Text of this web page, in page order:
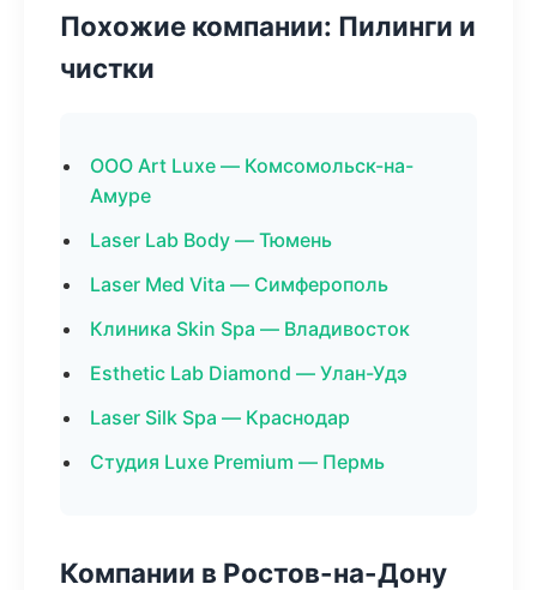
Похожие компании: Пилинги и
чистки
ООО Art Luxe — Комсомольск-на-
Амуре
Laser Lab Body — Тюмень
Laser Med Vita — Симферополь
Клиника Skin Spa — Владивосток
Esthetic Lab Diamond — Улан-Удэ
Laser Silk Spa — Краснодар
Студия Luxe Premium — Пермь
Компании в Ростов-на-Дону